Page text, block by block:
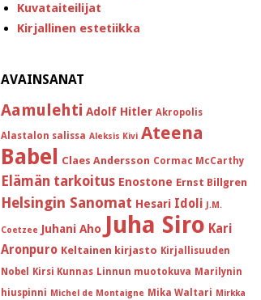
Kuvataiteilijat
Kirjallinen estetiikka
AVAINSANAT
Aamulehti Adolf Hitler Akropolis
Alastalon salissa Aleksis Kivi Ateena
Babel Claes Andersson Cormac McCarthy
Elämän tarkoitus Enostone Ernst Billgren
Helsingin Sanomat Hesari Idoli J.M.
Coetzee Juhani Aho Juha Siro Kari
Aronpuro Keltainen kirjasto Kirjallisuuden
Nobel
Kirsi Kunnas Linnun muotokuva Marilynin
hiuspinni Michel de Montaigne Mika Waltari Mirkka